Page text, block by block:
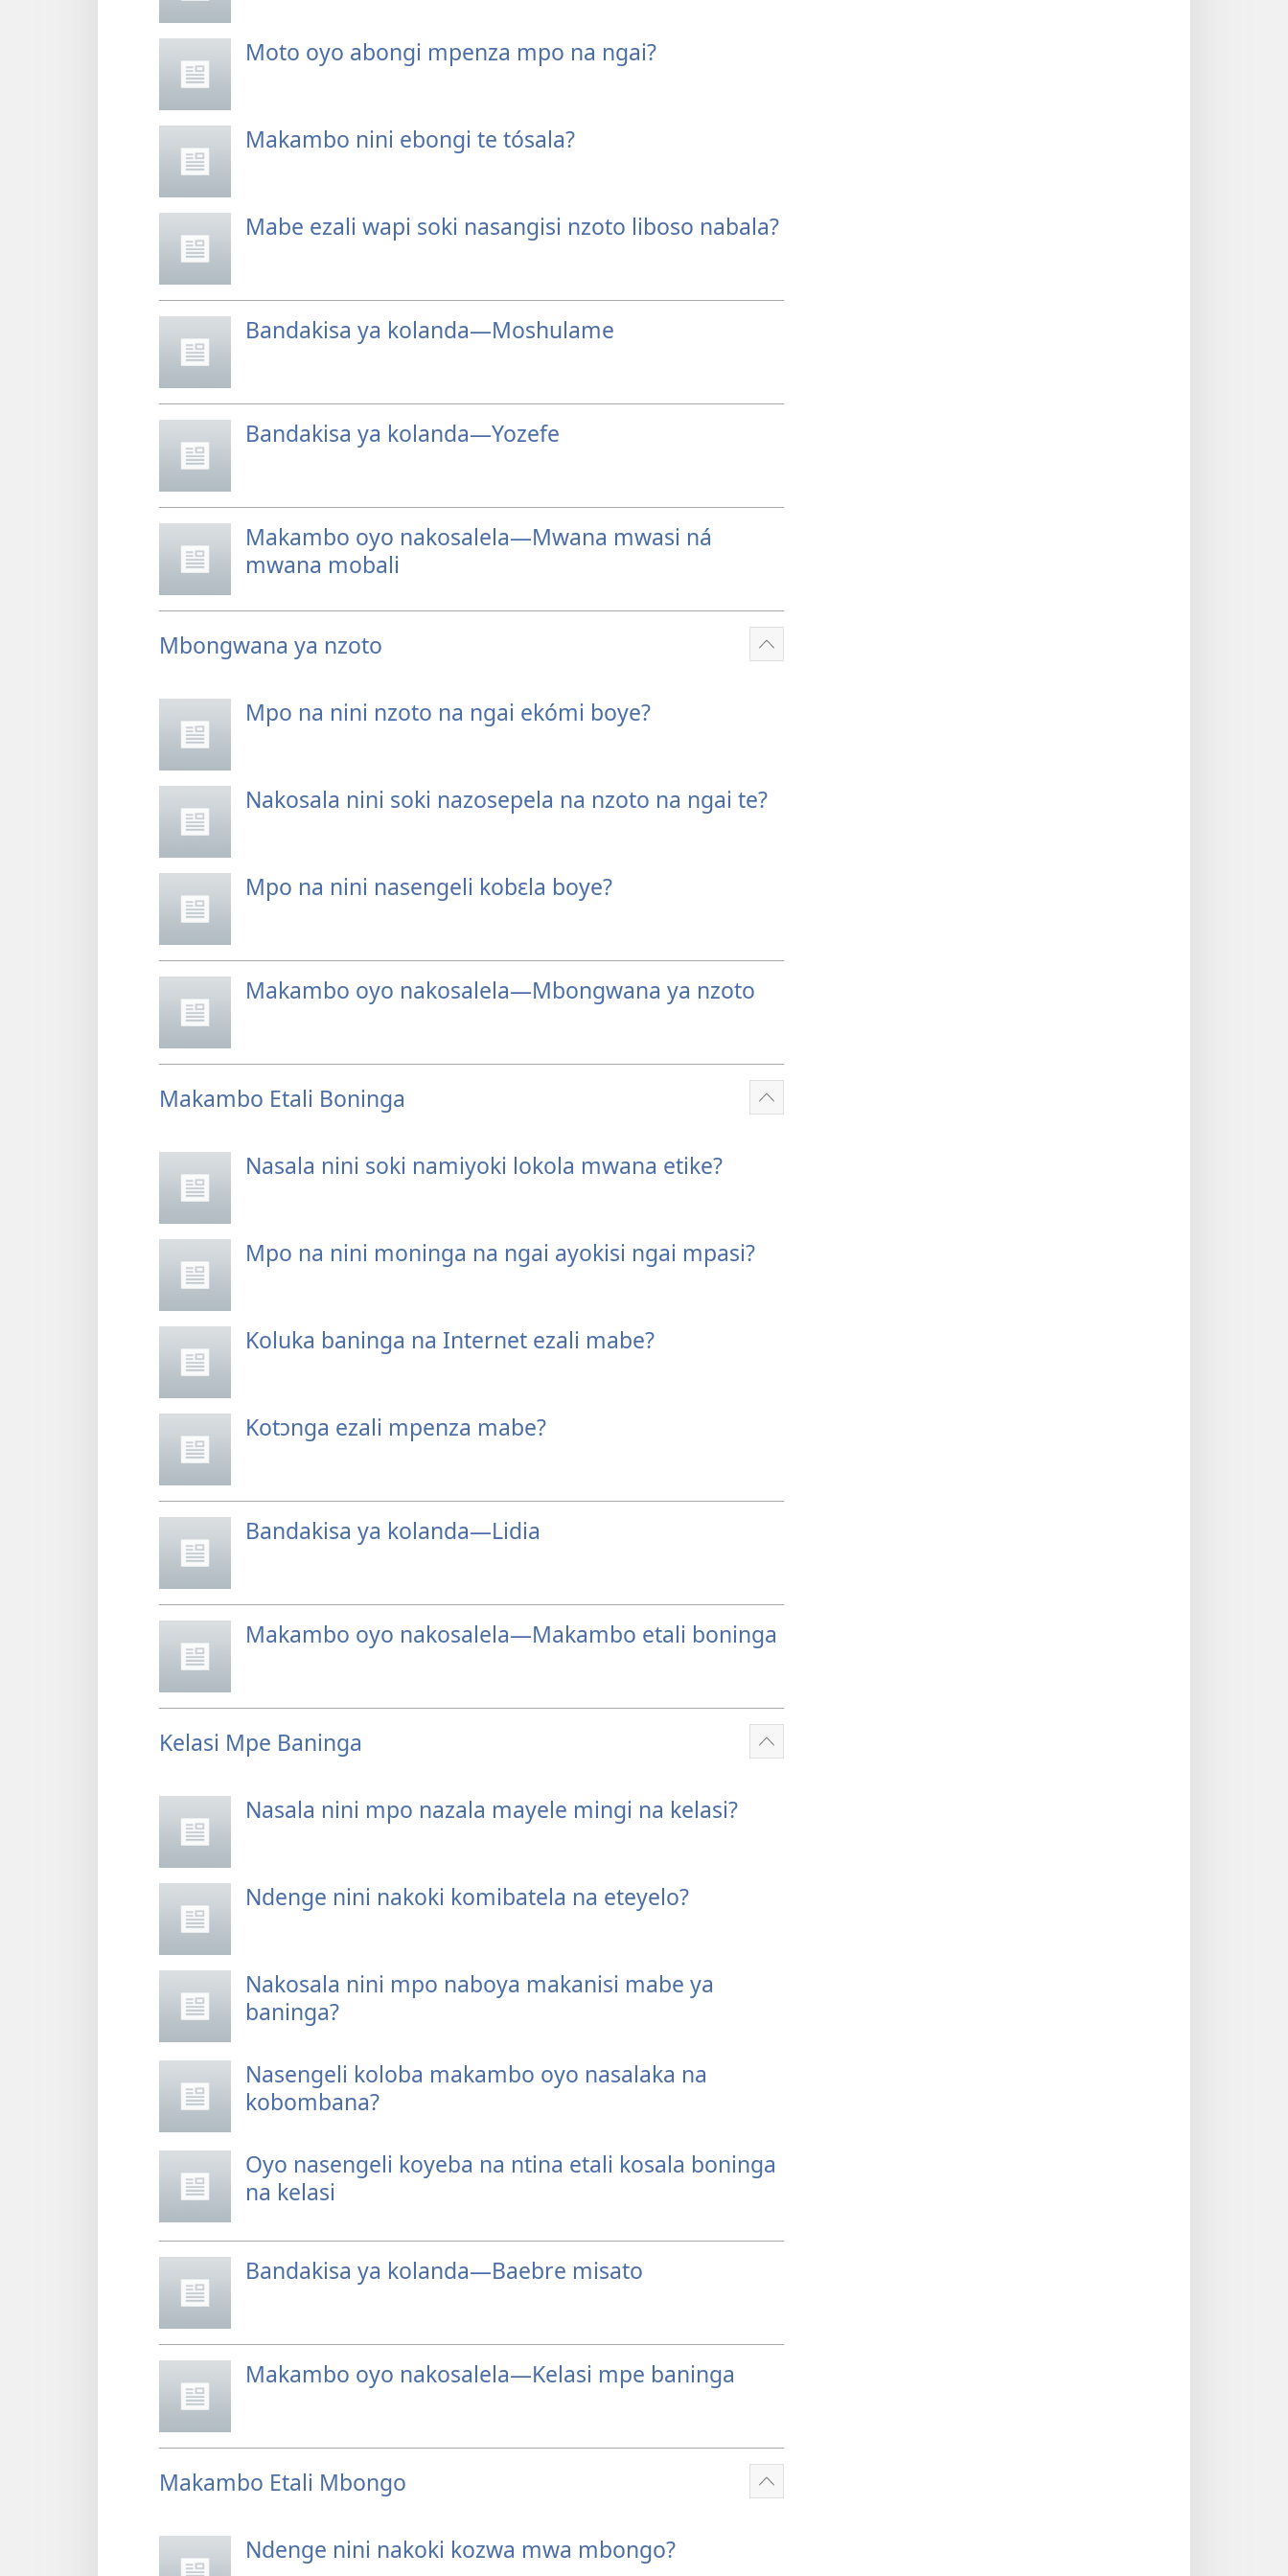
Moto oyo abongi mpenza mpo na ngai?
Makambo nini ebongi te tósala?
Mabe ezali wapi soki nasangisi nzoto liboso nabala?
Bandakisa ya kolanda​—Moshulame
Bandakisa ya kolanda​—Yozefe
Makambo oyo nakosalela​—Mwana mwasi ná
mwana mobali
Mbongwana ya nzoto
Show
Mpo na nini nzoto na ngai ekómi boye?
Nakosala nini soki nazosepela na nzoto na ngai te?
Mpo na nini nasengeli kobɛla boye?
Makambo oyo nakosalela—Mbongwana ya nzoto
Makambo Etali Boninga
Show
Nasala nini soki namiyoki lokola mwana etike?
Mpo na nini moninga na ngai ayokisi ngai mpasi?
Koluka baninga na Internet ezali mabe?
Kotɔnga ezali mpenza mabe?
Bandakisa ya kolanda​—Lidia
Makambo oyo nakosalela​—Makambo etali boninga
Kelasi Mpe Baninga
Show
Nasala nini mpo nazala mayele mingi na kelasi?
Ndenge nini nakoki komibatela na eteyelo?
Nakosala nini mpo naboya makanisi mabe ya
baninga?
Nasengeli koloba makambo oyo nasalaka na
kobombana?
Oyo nasengeli koyeba na ntina etali kosala boninga
na kelasi
Bandakisa ya kolanda​—Baebre misato
Makambo oyo nakosalela​—Kelasi mpe baninga
Makambo Etali Mbongo
Show
Ndenge nini nakoki kozwa mwa mbongo?